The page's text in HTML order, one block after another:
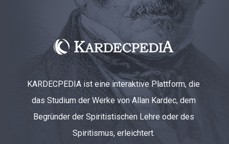
KARDECPEDIA ist eine interaktive Plattform, die
das Studium der Werke von Allan Kardec, dem
Begründer der Spiritistischen Lehre oder des
Spiritismus, erleichtert.